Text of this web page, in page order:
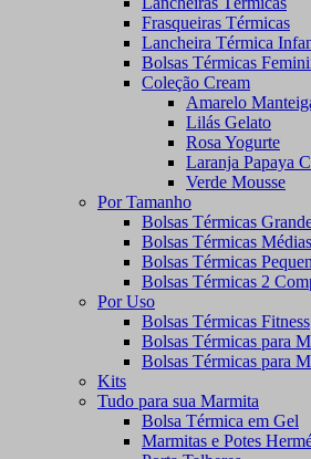
Frasqueiras Térmicas
Lancheira Térmica
Bolsas Térmicas
Coleção Cream
Amarelo
Lilás Gelato
Rosa Yogurte
Laranja Papaya
Verde Mousse
Por Tamanho
Bolsas Térmicas
Bolsas Térmicas Médias
Bolsas Térmicas
Bolsas Térmicas 2
Por Uso
Bolsas Térmicas Fitness
Bolsas Térmicas para
Bolsas Térmicas para
Kits
Tudo para sua Marmita
Bolsa Térmica em Gel
Marmitas e Potes